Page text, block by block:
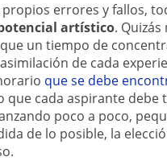
errores y fallos,
artístico.
un tiempo de
de cada
que se debe
que cada aspirante debe
poco a poco,
de lo posible, la